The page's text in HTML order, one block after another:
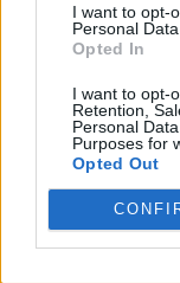
I want to opt-
Personal
Opted In
I want to opt-
Retention,
Personal
Purposes for
Opted Out
Il materiale (testo, foto e
Alcune foto (screenshot)
stampa con immagini e
di pubblico dominio. Se i
pubblicazione, non
"Juventus Magazine" non è
proprietà di Napoli
ne detiene tutti i marchi e